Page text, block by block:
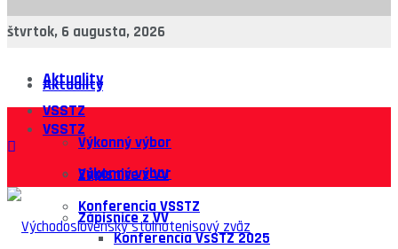
štvrtok, 6 augusta, 2026
Aktuality
VSSTZ
Výkonný výbor
Zápisnice z VV
Konferencia VSSTZ
Konferencia VsSTZ 2025
Aktuality
VSSTZ
Výkonný výbor
Zápisnice z VV